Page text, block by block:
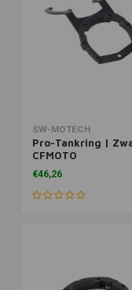
SW-MOTECH
Pro-Tankring |
CFMOTO
€46,26